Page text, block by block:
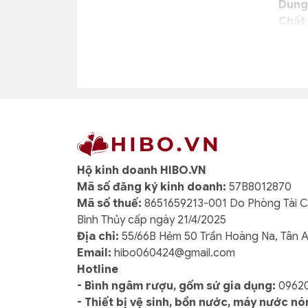
Chất
2.
Ứng
hiệu
có
Hộ kinh doanh HIBO.VN
Mã số đăng ký kinh doanh: 57B8012870
Mã số thuế: 8651659213-001 Do Phòng Tài
Bình Thủy cấp ngày 21/4/2025
Địa chỉ: 55/66B Hẻm 50 Trần Hoàng Na, Tân
Email: hibo060424@gmail.com
Hotline
- Bình ngâm rượu, gốm sứ gia dụng:
- Thiết bị vệ sinh, bồn nước, máy nước